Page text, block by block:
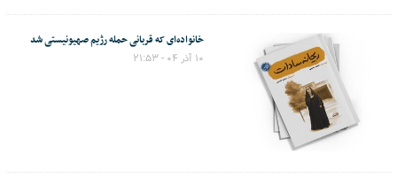
خانواده‌ای که قربانی حمله رژیم صهیونیستی شد
۱۰ آذر ۰۴ - ۲۱:۵۳